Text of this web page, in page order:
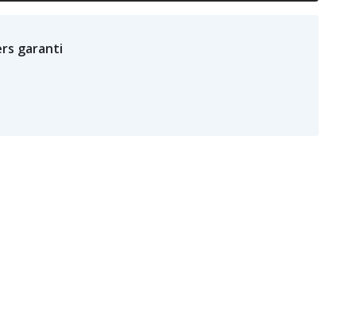
garanti